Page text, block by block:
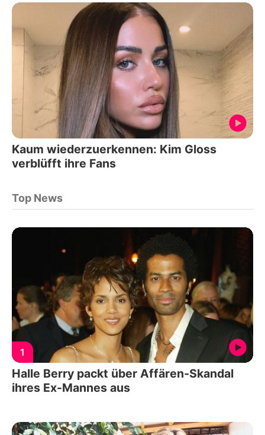
Kaum wiederzuerkennen: Kim Gloss
verblüfft ihre Fans
Top News
1
Halle Berry packt über Affären-Skandal
ihres Ex-Mannes aus